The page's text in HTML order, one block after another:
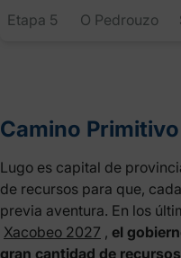
Etapa 5 O Pedrouzo
Camino
Lugo es capital de
de recursos para que,
previa aventura. En los
Xacobeo 2027 , el
gran cantidad de recursos